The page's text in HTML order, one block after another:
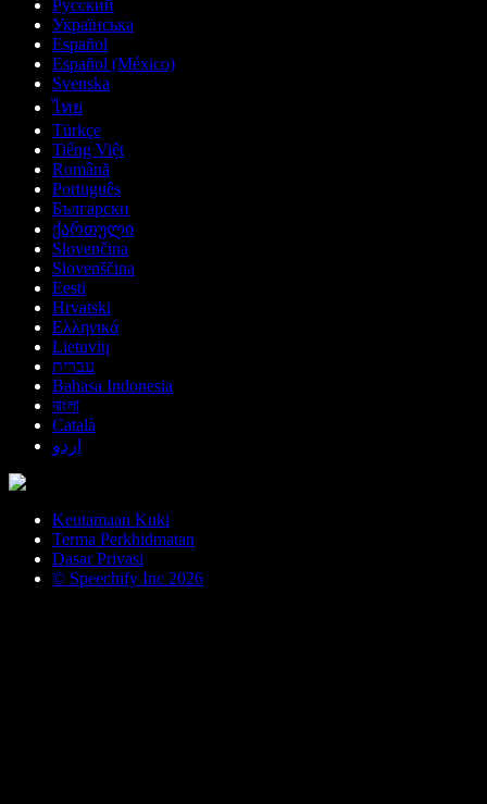
Русский
Українська
Español
Español (México)
Svenska
ไทย
Türkçe
Tiếng Việt
Română
Português
Български
ქართული
Slovenčina
Slovenščina
Eesti
Hrvatski
Ελληνικά
Lietuvių
עברית
Bahasa Indonesia
বাংলা
Català
اردو
Keutamaan Kuki
Terma Perkhidmatan
Dasar Privasi
© Speechify Inc 2026